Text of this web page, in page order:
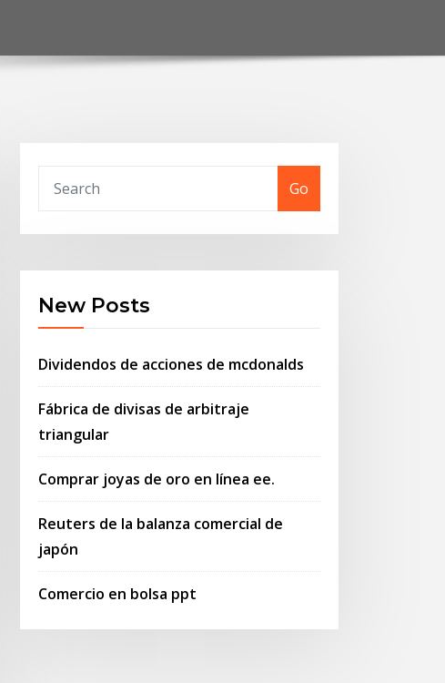
Go
New Posts
Dividendos de acciones de mcdonalds
Fábrica de divisas de arbitraje
triangular
Comprar joyas de oro en línea ee.
Reuters de la balanza comercial de
japón
Comercio en bolsa ppt